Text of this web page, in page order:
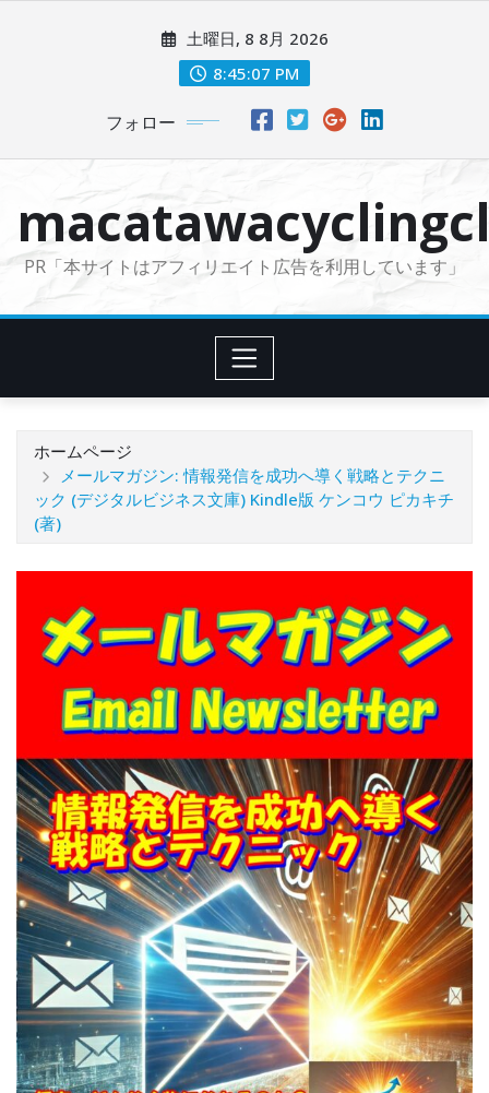
に
土曜日, 8 8月 2026
8:45:08 PM
フォロー
PR「本サイトはアフィリエイト広告を利用しています」
ホームページ
メールマガジン: 情報発信を成功へ導く戦略とテクニ
ック (デジタルビジネス文庫) Kindle版 ケンコウ ピカキチ
(著)